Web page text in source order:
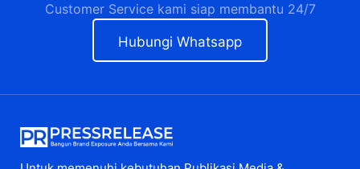
Customer Service kami siap membantu 24/7
Hubungi Whatsapp